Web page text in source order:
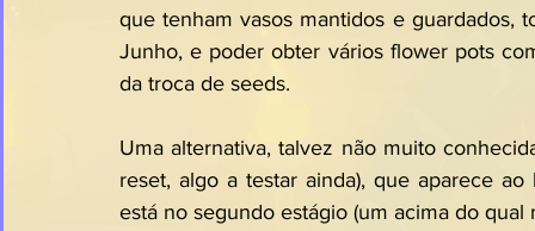
que tenham vasos mantidos e guardados,
Junho, e poder obter vários flower pots
da troca de seeds.
Uma alternativa, talvez não muito
reset, algo a testar ainda), que aparece
está no segundo estágio (um acima do